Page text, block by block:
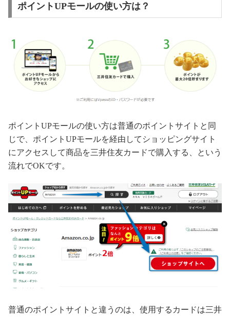
ポイントUPモールの使い方は？
ポイントUPモールの使い方は普通のポイントサイトと同
じで、ポイントUPモールを経由してショッピングサイト
にアクセスして商品を三井住友カードで購入する、という
流れでOKです。
普通のポイントサイトと違うのは、使用するカードは三井